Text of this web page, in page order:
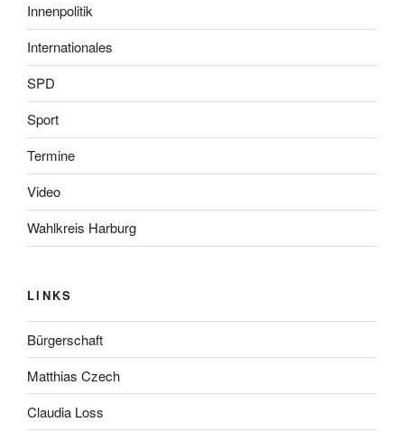
Innenpolitik
Internationales
SPD
Sport
Termine
Video
Wahlkreis Harburg
LINKS
Bürgerschaft
Matthias Czech
Claudia Loss